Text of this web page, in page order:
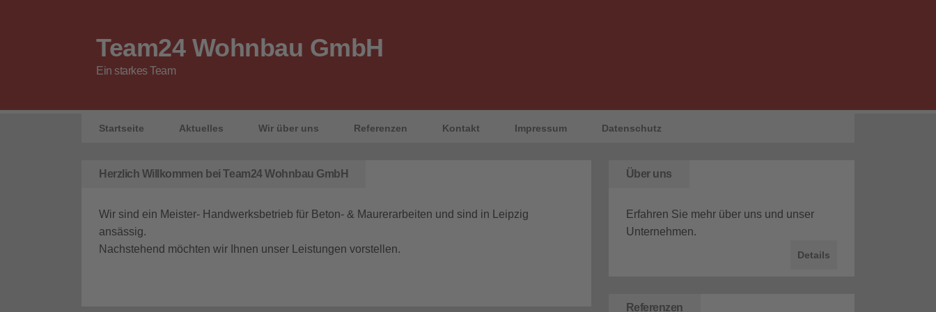
Team24 Wohnbau GmbH
Ein starkes Team
Startseite Aktuelles Wir über uns Referenzen Kontakt Impressum Datenschutz
Herzlich Willkommen bei Team24 Wohnbau GmbH
Wir sind ein Meister- Handwerksbetrieb für Beton- & Maurerarbeiten und sind in Leipzig
ansässig.
Nachstehend möchten wir Ihnen unser Leistungen vorstellen.
Über uns
Erfahren Sie mehr über uns und unser
Unternehmen.
Details
Referenzen